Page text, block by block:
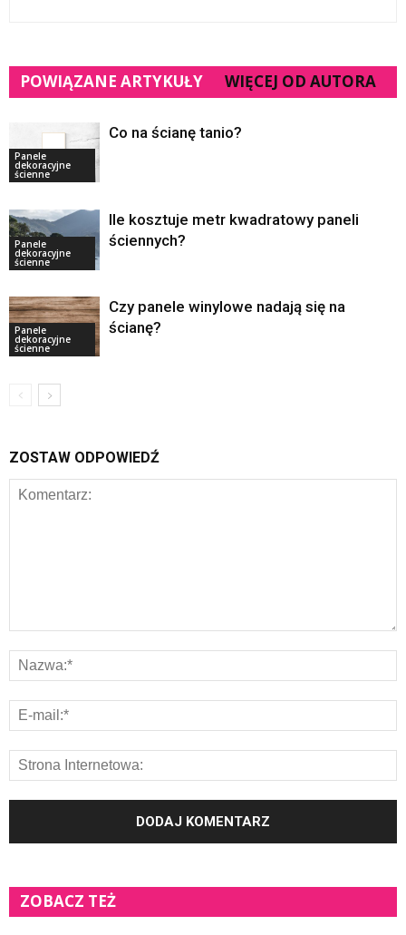
POWIĄZANE ARTYKUŁY WIĘCEJ OD AUTORA
Panele
dekoracyjne
ścienne
Co na ścianę tanio?
Panele
dekoracyjne
ścienne
Ile kosztuje metr kwadratowy paneli
ściennych?
Panele
dekoracyjne
ścienne
Czy panele winylowe nadają się na
ścianę?
ZOSTAW ODPOWIEDŹ
ZOBACZ TEŻ